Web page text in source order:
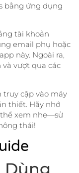
bằng ứng dụng
tài khoản
email phụ hoặc
này. Ngoài ra,
vượt qua các
cập vào máy
thiết. Hãy nhớ
xem nhẹ—sử
thái!
Dùng